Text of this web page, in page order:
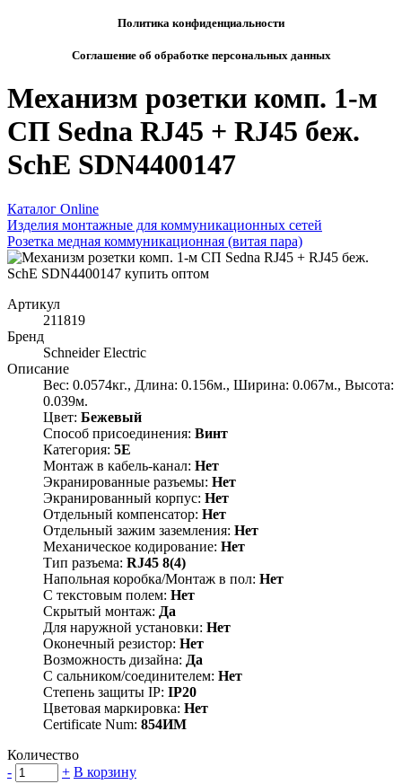
Политика конфиденциальности
Соглашение об обработке персональных данных
Механизм розетки комп. 1-м
СП Sedna RJ45 + RJ45 беж.
SchE SDN4400147
Каталог Online
Изделия монтажные для коммуникационных сетей
Розетка медная коммуникационная (витая пара)
Артикул
211819
Бренд
Schneider Electric
Описание
Вес: 0.0574кг., Длина: 0.156м., Ширина: 0.067м., Высота:
0.039м.
Цвет: Бежевый
Способ присоединения: Винт
Категория: 5E
Монтаж в кабель-канал: Нет
Экранированные разъемы: Нет
Экранированный корпус: Нет
Отдельный компенсатор: Нет
Отдельный зажим заземления: Нет
Механическое кодирование: Нет
Тип разъема: RJ45 8(4)
Напольная коробка/Монтаж в пол: Нет
С текстовым полем: Нет
Скрытый монтаж: Да
Для наружной установки: Нет
Оконечный резистор: Нет
Возможность дизайна: Да
С сальником/соединителем: Нет
Степень защиты IP: IP20
Цветовая маркировка: Нет
Certificate Num: 854ИМ
Количество
-
+ В корзину